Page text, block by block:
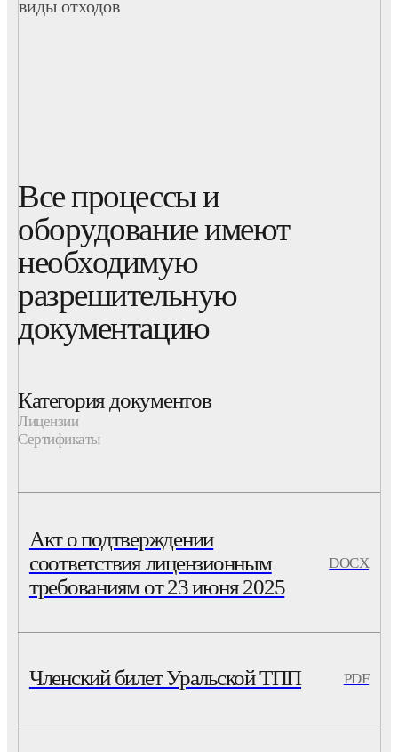
виды отходов
Все процессы и
оборудование имеют
необходимую
разрешительную
документацию
Категория документов
Лицензии
Сертификаты
Акт о подтверждении
соответствия лицензионным
требованиям от 23 июня 2025
DOCX
Членский билет Уральской ТПП PDF